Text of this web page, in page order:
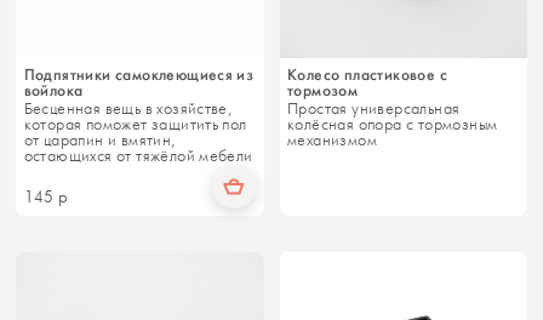
Подпятники самоклеющиеся из
войлока
Бесценная вещь в хозяйстве,
которая поможет защитить пол
от царапин и вмятин,
остающихся от тяжёлой мебели
145 р
Колесо пластиковое с
тормозом
Простая универсальная
колёсная опора с тормозным
механизмом